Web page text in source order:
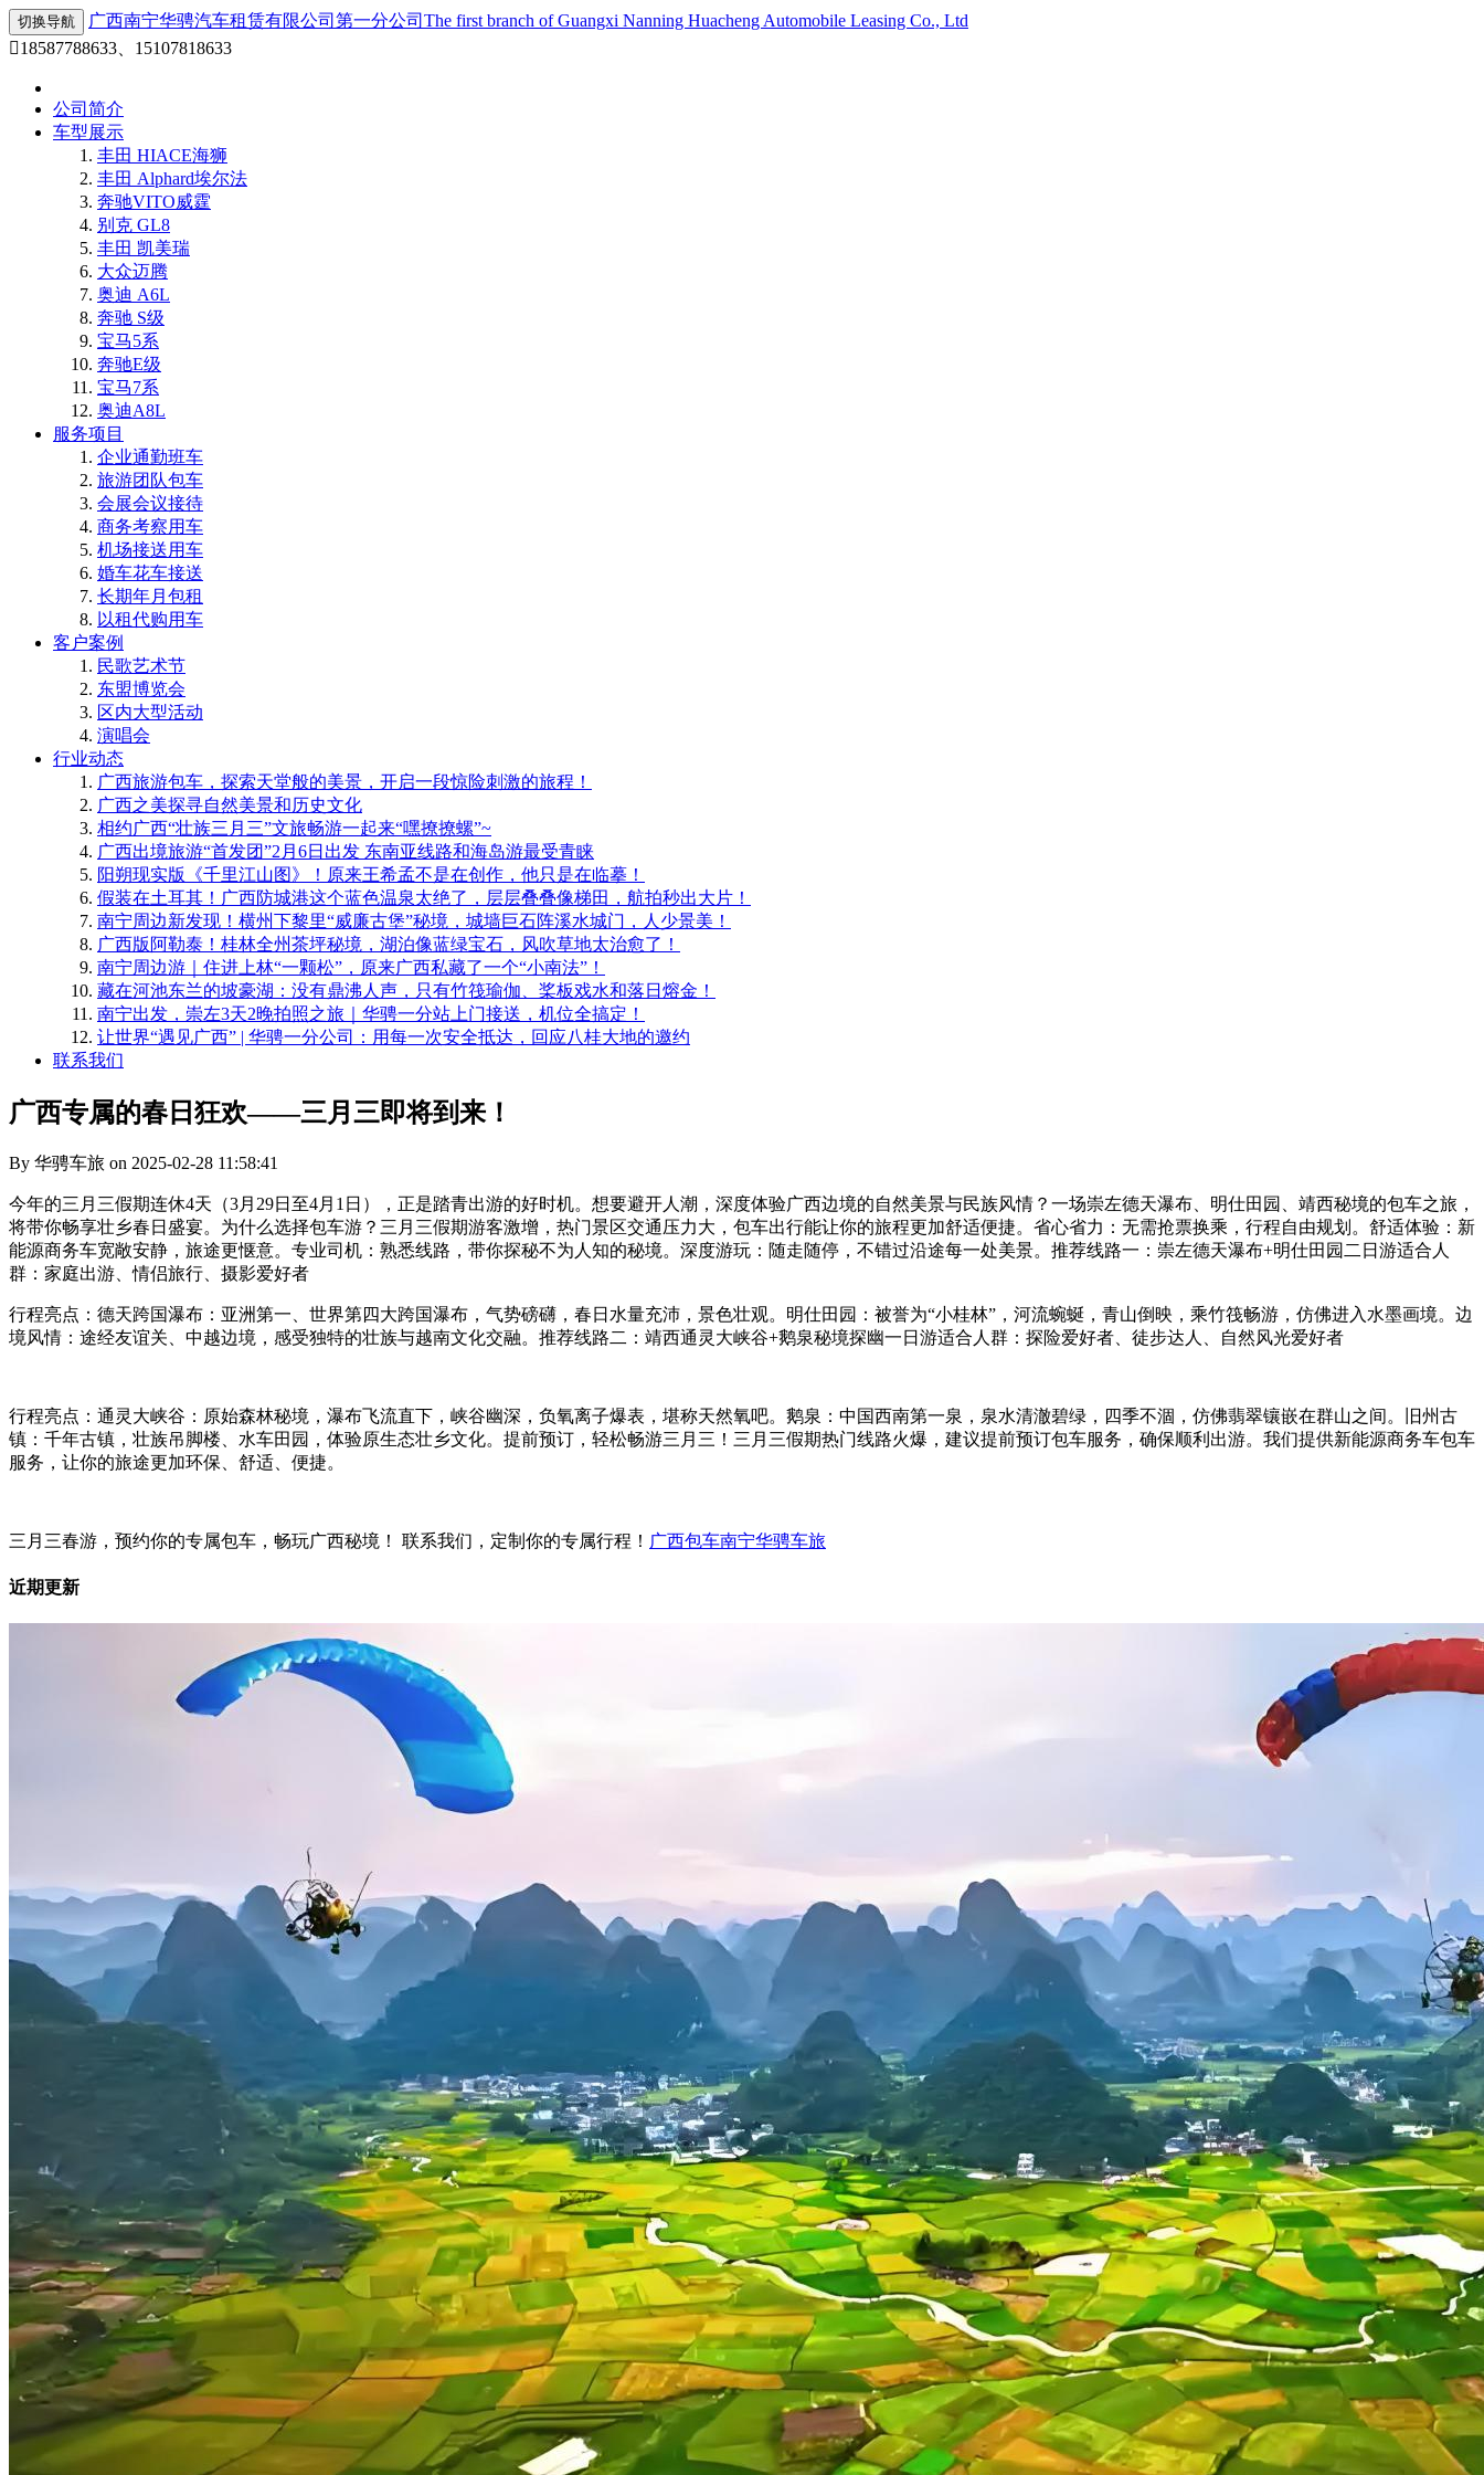
切换导航 广西南宁华骋汽车租赁有限公司第一分公司 The first branch of Guangxi Nanning Huacheng Automobile Leasing Co., Ltd
18587788633、15107818633
公司简介
车型展示
丰田 HIACE海狮
丰田 Alphard埃尔法
奔驰VITO威霆
别克 GL8
丰田 凯美瑞
大众迈腾
奥迪 A6L
奔驰 S级
宝马5系
奔驰E级
宝马7系
奥迪A8L
服务项目
企业通勤班车
旅游团队包车
会展会议接待
商务考察用车
机场接送用车
婚车花车接送
长期年月包租
以租代购用车
客户案例
民歌艺术节
东盟博览会
区内大型活动
演唱会
行业动态
广西旅游包车，探索天堂般的美景，开启一段惊险刺激的旅程！
广西之美探寻自然美景和历史文化
相约广西“壮族三月三”文旅畅游一起来“嘿撩撩螺”~
广西出境旅游“首发团”2月6日出发 东南亚线路和海岛游最受青睐
阳朔现实版《千里江山图》！原来王希孟不是在创作，他只是在临摹！
​假装在土耳其！广西防城港这个蓝色温泉太绝了，层层叠叠像梯田，航拍秒出大片！
南宁周边新发现！横州下黎里“威廉古堡”秘境，城墙巨石阵溪水城门，人少景美！
​广西版阿勒泰！桂林全州茶坪秘境，湖泊像蓝绿宝石，风吹草地太治愈了！
南宁周边游｜住进上林“一颗松”，原来广西私藏了一个“小南法”！
藏在河池东兰的坡豪湖：没有鼎沸人声，只有竹筏瑜伽、桨板戏水和落日熔金！
南宁出发，崇左3天2晚拍照之旅｜华骋一分站上门接送，机位全搞定！
​让世界“遇见广西” | 华骋一分公司：用每一次安全抵达，回应八桂大地的邀约
联系我们
广西专属的春日狂欢——三月三即将到来！
By 华骋车旅 on 2025-02-28 11:58:41
今年的三月三假期连休4天（3月29日至4月1日），正是踏青出游的好时机。想要避开人潮，深度体验广西边境的自然美景与民族风情？一场崇左德天瀑布、明仕田园、靖西秘境的包车之旅，
将带你畅享壮乡春日盛宴。为什么选择包车游？三月三假期游客激增，热门景区交通压力大，包车出行能让你的旅程更加舒适便捷。省心省力：无需抢票换乘，行程自由规划。舒适体验：新
能源商务车宽敞安静，旅途更惬意。专业司机：熟悉线路，带你探秘不为人知的秘境。深度游玩：随走随停，不错过沿途每一处美景。推荐线路一：崇左德天瀑布+明仕田园二日游适合人
群：家庭出游、情侣旅行、摄影爱好者
行程亮点：德天跨国瀑布：亚洲第一、世界第四大跨国瀑布，气势磅礴，春日水量充沛，景色壮观。明仕田园：被誉为“小桂林”，河流蜿蜒，青山倒映，乘竹筏畅游，仿佛进入水墨画境。边
境风情：途经友谊关、中越边境，感受独特的壮族与越南文化交融。推荐线路二：靖西通灵大峡谷+鹅泉秘境探幽一日游适合人群：探险爱好者、徒步达人、自然风光爱好者
行程亮点：通灵大峡谷：原始森林秘境，瀑布飞流直下，峡谷幽深，负氧离子爆表，堪称天然氧吧。鹅泉：中国西南第一泉，泉水清澈碧绿，四季不涸，仿佛翡翠镶嵌在群山之间。旧州古
镇：千年古镇，壮族吊脚楼、水车田园，体验原生态壮乡文化。提前预订，轻松畅游三月三！三月三假期热门线路火爆，建议提前预订包车服务，确保顺利出游。我们提供新能源商务车包车
服务，让你的旅途更加环保、舒适、便捷。
三月三春游，预约你的专属包车，畅玩广西秘境！ 联系我们，定制你的专属行程！ 广西包车南宁华骋车旅
近期更新